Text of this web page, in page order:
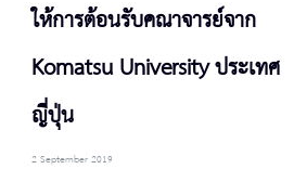
ให้การต้อนรับคณาจารย์จาก
Komatsu University ประเทศ
ญี่ปุ่น
2 September 2019